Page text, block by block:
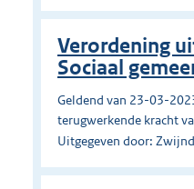
Verordening
Sociaal
Geldend van 23-03-
terugwerkende kracht
Uitgegeven door: